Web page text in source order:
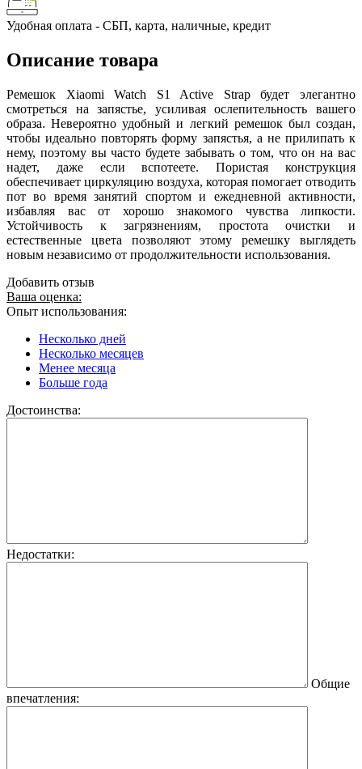
Удобная оплата - СБП, карта, наличные, кредит
Описание товара
Ремешок Xiaomi Watch S1 Active Strap будет элегантно
смотреться на запястье, усиливая ослепительность вашего
образа. Невероятно удобный и легкий ремешок был создан,
чтобы идеально повторять форму запястья, а не прилипать к
нему, поэтому вы часто будете забывать о том, что он на вас
надет, даже если вспотеете. Пористая конструкция
обеспечивает циркуляцию воздуха, которая помогает отводить
пот во время занятий спортом и ежедневной активности,
избавляя вас от хорошо знакомого чувства липкости.
Устойчивость к загрязнениям, простота очистки и
естественные цвета позволяют этому ремешку выглядеть
новым независимо от продолжительности использования.
Добавить отзыв
Ваша оценка:
Опыт использования:
Несколько дней
Несколько месяцев
Менее месяца
Больше года
Достоинства:
Недостатки:
Общие
впечатления: